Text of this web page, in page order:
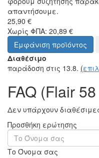
απαντήσουμε.
25,90 €
Χωρίς ΦΠΑ: 20,89 €
Εμφάνιση προϊόντος
Διαθέσιμο
παράδοση στις 13.8. (
FAQ (Flair
Δεν υπάρχουν
Προσθήκη ερώτησης
Το Όνομα σας